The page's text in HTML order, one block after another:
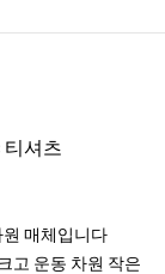
티셔츠
매체입니다
고 운동 차원 작은